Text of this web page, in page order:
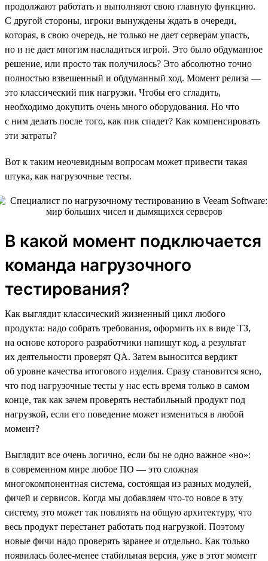
продолжают работать и выполняют свою главную функцию.
С другой стороны, игроки вынуждены ждать в очереди,
которая, в свою очередь, не только не дает серверам упасть,
но и не дает многим насладиться игрой. Это было обдуманное
решение, или просто так получилось? Это абсолютно точно
полностью взвешенный и обдуманный ход. Момент релиза —
это классический пик нагрузки. Чтобы его сгладить,
необходимо докупить очень много оборудования. Но что
с ним делать после того, как пик спадет? Как компенсировать
эти затраты?
Вот к таким неочевидным вопросам может привести такая
штука, как нагрузочные тесты.
В какой момент подключается
команда нагрузочного
тестирования?
Как выглядит классический жизненный цикл любого
продукта: надо собрать требования, оформить их в виде ТЗ,
на основе которого разработчики напишут код, а результат
их деятельности проверят QA. Затем выносится вердикт
об уровне качества итогового изделия. Сразу становится ясно,
что под нагрузочные тесты у нас есть время только в самом
конце, так как зачем проверять нестабильный продукт под
нагрузкой, если его поведение может измениться в любой
момент?
Выглядит все очень логично, если бы не одно важное «но»:
в современном мире любое ПО — это сложная
многокомпонентная система, состоящая из разных модулей,
фичей и сервисов. Когда мы добавляем что-то новое в эту
систему, это может так повлиять на общую архитектуру, что
весь продукт перестанет работать под нагрузкой. Поэтому
новые фичи надо проверять заранее и отдельно. Как только
появилась более-менее стабильная версия, уже в этот момент